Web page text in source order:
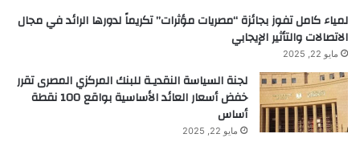
لمياء كامل تفوز بجائزة “مصريات مؤثرات” تكريماً لدورها الرائد في مجال
الاتصالات والتأثير الإيجابي
مايو 22, 2025
لجنة السياسة النقديـة للبنك المركزي المصرى تقرر
خفض أسعار العائد الأساسية بواقع 100 نقطة
أساس
مايو 22, 2025